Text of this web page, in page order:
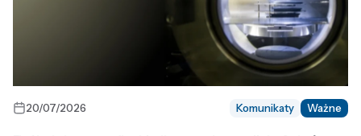
20/07/2026 Komunikaty Ważne